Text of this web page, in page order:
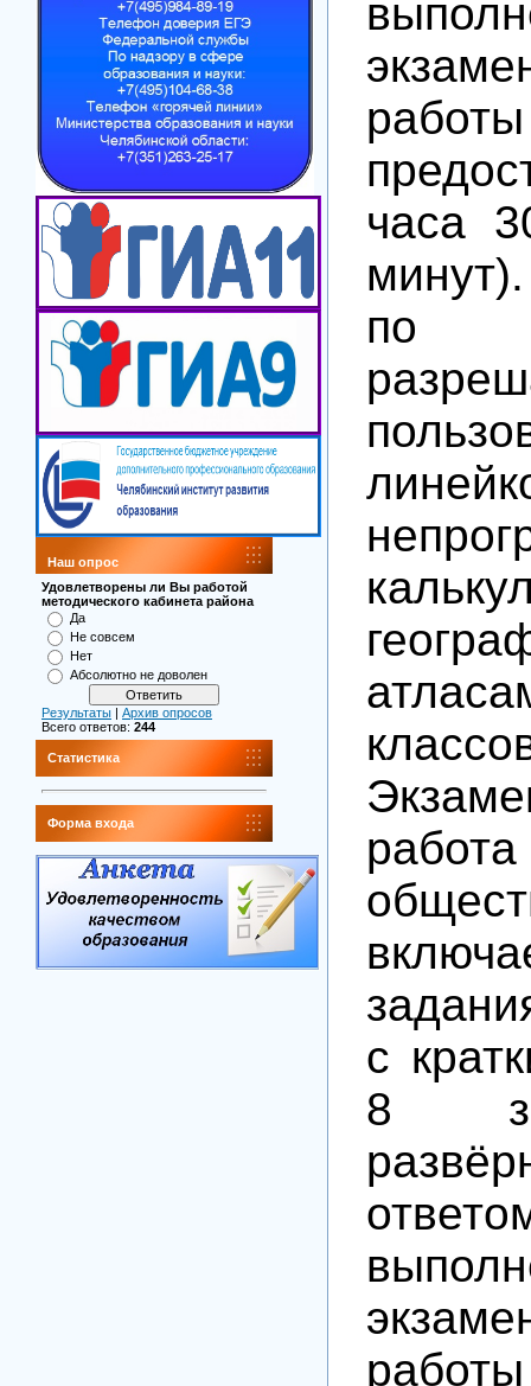
Наш опрос
Удовлетворены ли Вы работой
методического кабинета района
Да
Не совсем
Нет
Абсолютно не доволен
Результаты
Архив опросов
Всего ответов: 244
Статистика
Форма входа
работы
часа
по
с
8
работы